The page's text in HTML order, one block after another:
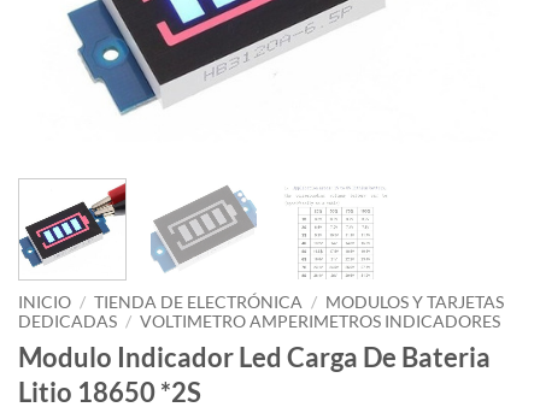
INICIO / TIENDA DE ELECTRÓNICA / MODULOS Y TARJETAS
DEDICADAS / VOLTIMETRO AMPERIMETROS INDICADORES
Modulo Indicador Led Carga De Bateria
Litio 18650 *2S